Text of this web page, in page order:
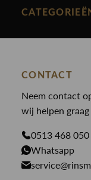
Cast Iron
Paul en Shark
Genti
PME Legend
Butcher of Blue
Nieuw binnen
Blouses
Broeken
Gilets
Jassen
Jeans
Jumpsuits
Broeken
Colberts
Giftcards
Jassen
Overhemden
CONTACT
Neem contact
wij helpen
0513 468 050
Whatsapp